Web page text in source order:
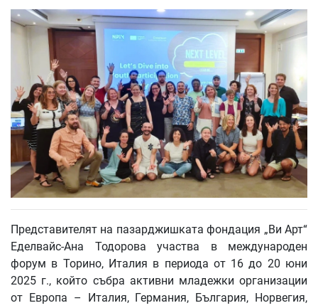
Представителят на пазарджишката фондация „Ви Арт“
Еделвайс-Ана Тодорова участва в международен
форум в Торино, Италия в периода от 16 до 20 юни
2025 г., който събра активни младежки организации
от Европа – Италия, Германия, България, Норвегия,